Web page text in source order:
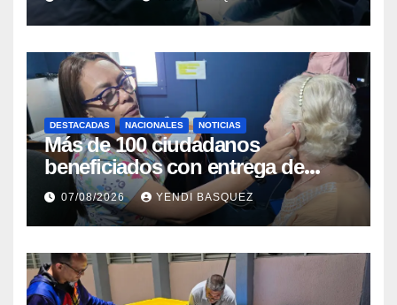
DESTACADAS NACIONALES NOTICIAS
Más de 100 ciudadanos
beneficiados con entrega de
prótesis auditivas en el Centro de
Rehabilitación J.J. Arvelo
07/08/2026 YENDI BASQUEZ